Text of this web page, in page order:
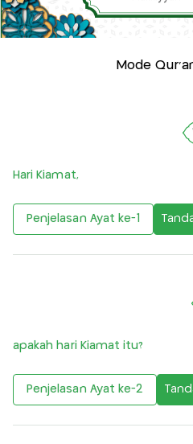
Mode
Hari Kiamat,
Penjelasan Ayat ke-1
apakah hari Kiamat itu?
Penjelasan Ayat ke-2